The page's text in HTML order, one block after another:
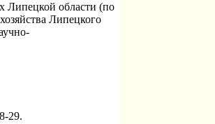
Липецкой области (по
Липецкого
29.